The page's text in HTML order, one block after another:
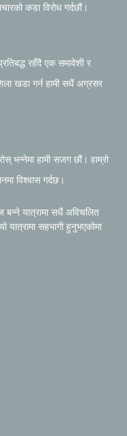
कडा विरोध गर्दछौं।
रहँदै एक समावेशी र
खडा गर्न हामी सधैं अग्रसर
भन्नेमा हामी सजग छौं। हाम्रो
विश्वास गर्दछ।
यात्रामा सधैं अविचलित
यात्रामा सहभागी हुनुभएकोमा